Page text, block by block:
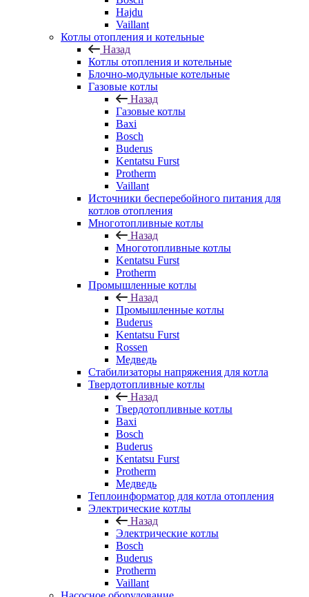
Hajdu
Vaillant
Котлы отопления и котельные
Назад
Котлы отопления и котельные
Блочно-модульные котельные
Газовые котлы
Назад
Газовые котлы
Baxi
Bosch
Buderus
Kentatsu Furst
Protherm
Vaillant
Источники бесперебойного питания для
котлов отопления
Многотопливные котлы
Назад
Многотопливные котлы
Kentatsu Furst
Protherm
Промышленные котлы
Назад
Промышленные котлы
Buderus
Kentatsu Furst
Rossen
Медведь
Стабилизаторы напряжения для котла
Твердотопливные котлы
Назад
Твердотопливные котлы
Baxi
Bosch
Buderus
Kentatsu Furst
Protherm
Медведь
Теплоинформатор для котла отопления
Электрические котлы
Назад
Электрические котлы
Bosch
Buderus
Protherm
Vaillant